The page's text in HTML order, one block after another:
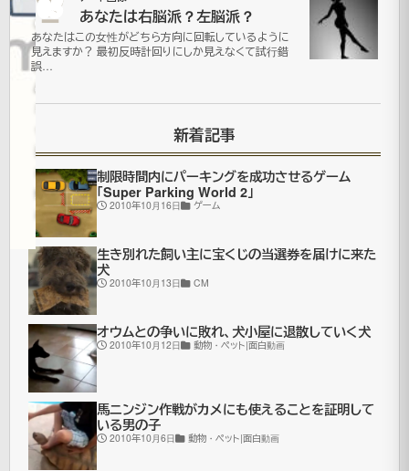
2009
年5月
28日
年7月
新
面
白
動
画
カ
リ
フ
ォ
ル
ニ
ア・
05 あなたは右脳派？左脳派？
あなたはこの女性がどちら方向に回転しているように
見えますか？ 最初反時計回りにしか見えなくて試行錯
誤…
新着記事
制限時間内にパーキングを成功させるゲーム
「Super Parking World 2」
2010年10月16日 ゲーム
生き別れた飼い主に宝くじの当選券を届けに来た
犬
2010年10月13日 CM
オウムとの争いに敗れ、犬小屋に退散していく犬
2010年10月12日 動物・ペット|面白動画
馬ニンジン作戦がカメにも使えることを証明して
いる男の子
2010年10月6日 動物・ペット|面白動画